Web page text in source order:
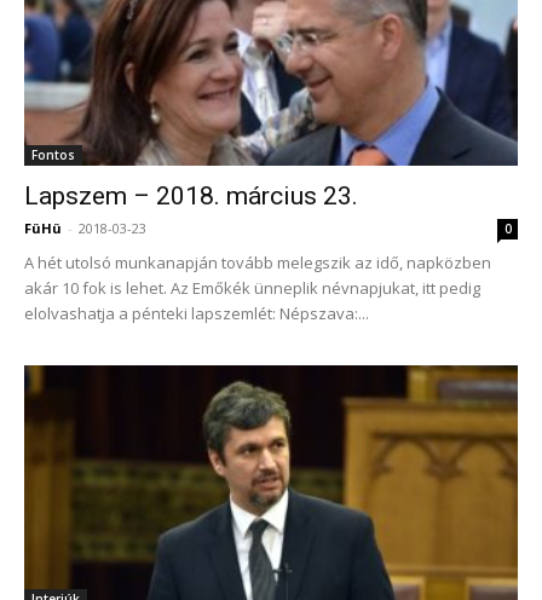
Fontos
Lapszem – 2018. március 23.
FüHü - 2018-03-23 0
A hét utolsó munkanapján tovább melegszik az idő, napközben
akár 10 fok is lehet. Az Emőkék ünneplik névnapjukat, itt pedig
elolvashatja a pénteki lapszemlét: Népszava:...